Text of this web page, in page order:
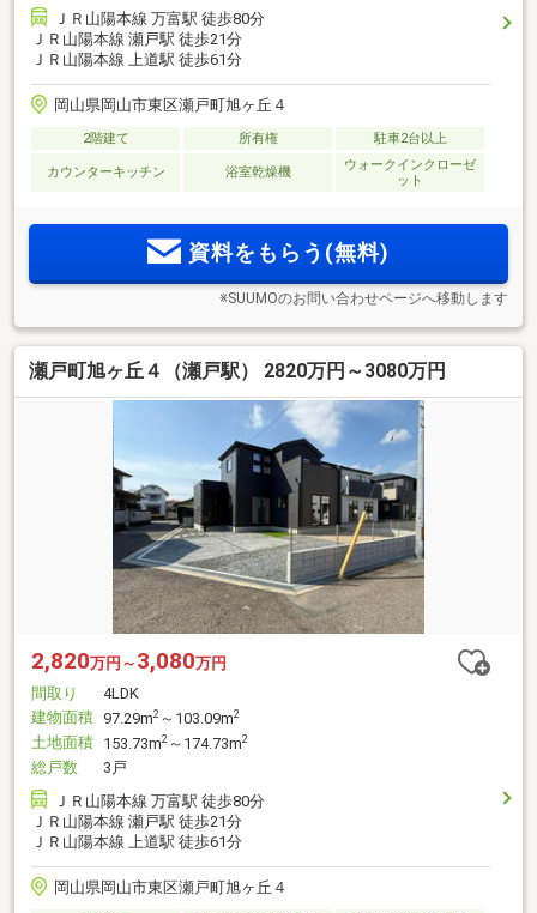
ＪＲ山陽本線 万富駅 徒歩80分
ＪＲ山陽本線 瀬戸駅 徒歩21分
ＪＲ山陽本線 上道駅 徒歩61分
岡山県岡山市東区瀬戸町旭ヶ丘４
2階建て 所有権 駐車2台以上
カウンターキッチン 浴室乾燥機
ウォークインクローゼ
ット
資料をもらう(無料)
※SUUMOのお問い合わせページへ移動します
瀬戸町旭ヶ丘４（瀬戸駅） 2820万円～3080万円
2,820万円～ 3,080万円
間取り
4LDK
建物面積 97.29m2 ～103.09m2
土地面積 153.73m2 ～174.73m2
総戸数
3戸
ＪＲ山陽本線 万富駅 徒歩80分
ＪＲ山陽本線 瀬戸駅 徒歩21分
ＪＲ山陽本線 上道駅 徒歩61分
岡山県岡山市東区瀬戸町旭ヶ丘４